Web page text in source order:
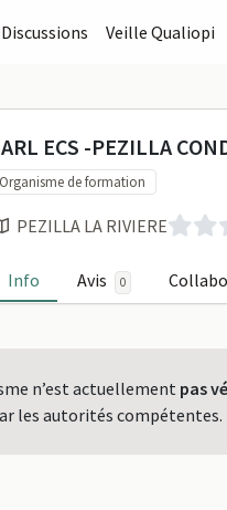
Discussions Veille Qualiopi
ECS -
ECS -PEZILLA
Organisme de formation
PEZILLA LA RIVIERE
Info Avis 0
n’est actuellement pas
les autorités compétentes.